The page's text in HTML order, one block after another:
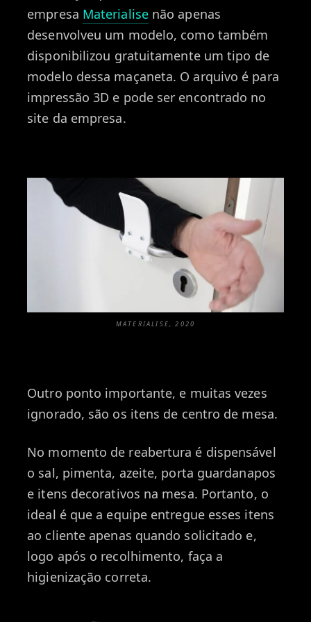
empresa Materialisenão apenas
desenvolveu um modelo, como também
disponibilizou gratuitamente um tipo de
modelo dessa maçaneta. O arquivo é para
impressão 3D e pode ser encontrado no
site da empresa.
MATERIALISE, 2020
Outro ponto importante, e muitas vezes
ignorado, são os itens de centro de mesa.
No momento de reabertura é dispensável
o sal, pimenta, azeite, porta guardanapos
e itens decorativos na mesa. Portanto, o
ideal é que a equipe entregue esses itens
ao cliente apenas quando solicitado e,
logo após o recolhimento, faça a
higienização correta.